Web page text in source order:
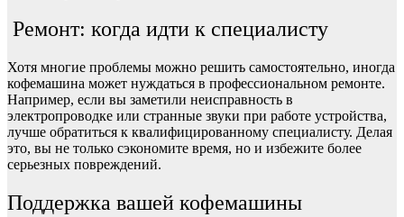
Ремонт: когда идти к специалисту
Хотя многие проблемы можно решить самостоятельно, иногда
кофемашина может нуждаться в профессиональном ремонте.
Например, если вы заметили неисправность в
электропроводке или странные звуки при работе устройства,
лучше обратиться к квалифицированному специалисту. Делая
это, вы не только сэкономите время, но и избежите более
серьезных повреждений.
Поддержка вашей кофемашины